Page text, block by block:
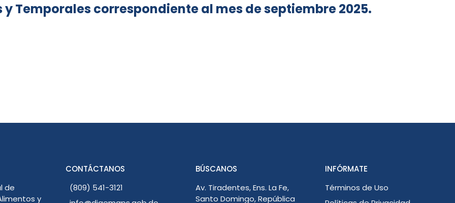
y Temporales correspondiente al mes de septiembre 2025.
de
y
CONTÁCTANOS
(809) 541-3121
BÚSCANOS
Av. Tiradentes, Ens. La Fe,
Santo Domingo, República
INFÓRMATE
Términos de Uso